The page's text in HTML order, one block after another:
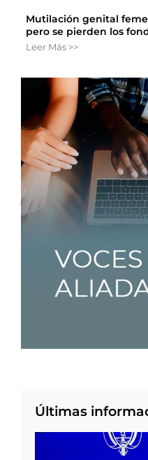
Mutilación genital
pero se pierden los
Leer Más >>
Últimas